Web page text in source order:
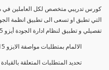
كورس تدريبي متخصص لكل العاملين في
التي تطبق او تسعى الى تطبيق انظمة
تفصيلي و تطبيق لنظام ادارة الجودة أيزو 9001:2015.
الالمام بمتطلبات مواصفة الايزو 9001:2015
تحديد المتطلبات المتعلقة